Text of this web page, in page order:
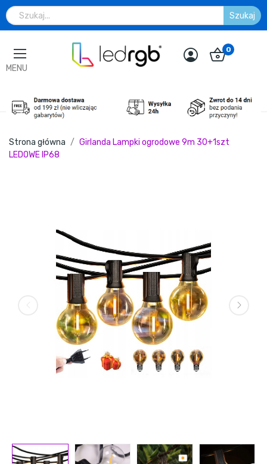
Szukaj
0
MENU
Strona główna
Girlanda Lampki ogrodowe 9m 30+1szt
LEDOWE IP68